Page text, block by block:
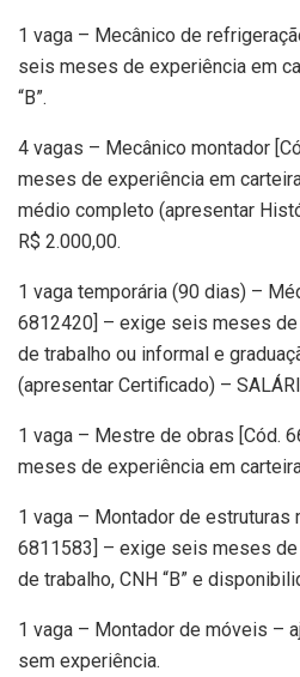
1 vaga – Mecânico de
seis meses de experiência em
“B”.
4 vagas – Mecânico montador
meses de experiência em
médio completo (apresentar
R$ 2.000,00.
1 vaga temporária (90 dias) –
6812420] – exige seis meses
de trabalho ou informal e
(apresentar Certificado) –
1 vaga – Mestre de obras [Cód.
meses de experiência em
1 vaga – Montador de estruturas
6811583] – exige seis meses
de trabalho, CNH “B” e
1 vaga – Montador de móveis –
sem experiência.